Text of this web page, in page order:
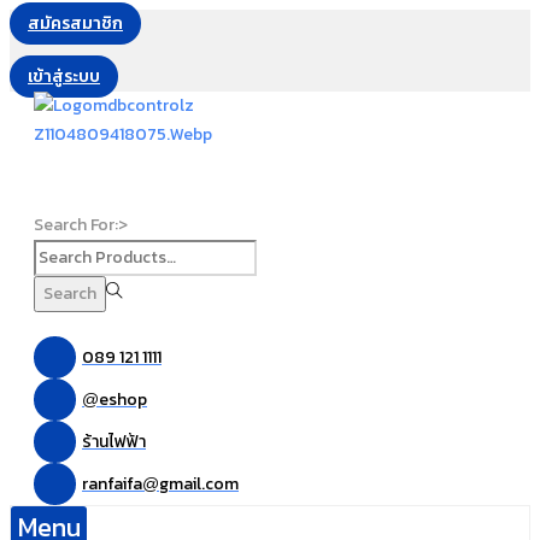
สมัครสมาชิก
เข้าสู่ระบบ
Search For:>
Search
089 121 1111
@eshop
ร้านไฟฟ้า
ranfaifa@gmail.com
Menu